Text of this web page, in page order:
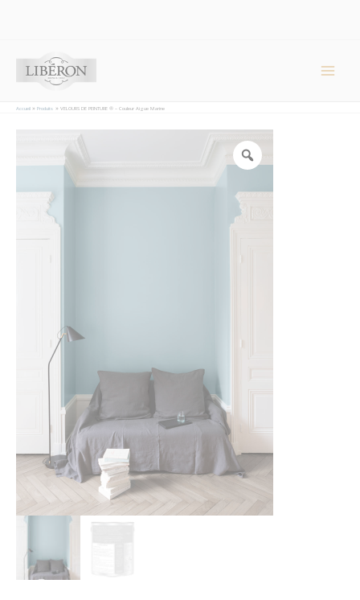
Accueil Produits VELOURS DE PEINTURE ® – Couleur Aigue Marine